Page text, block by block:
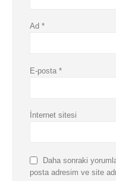
Ad *
E-posta *
İnternet sitesi
Daha sonraki
posta adresim ve site